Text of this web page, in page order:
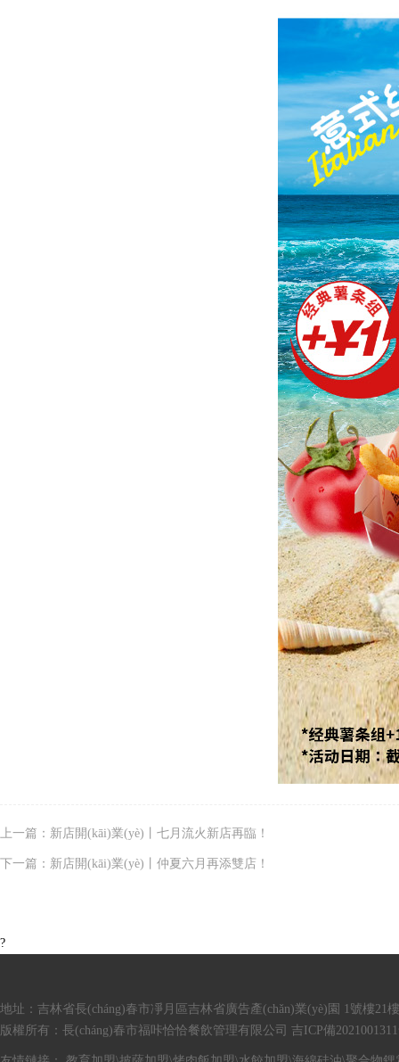
上一篇：新店開(kāi)業(yè)丨七月流火新店再臨！
下一篇：新店開(kāi)業(yè)丨仲夏六月再添雙店！
?
地址：吉林省長(cháng)春市凈月區吉林省廣告產(chǎn)業(yè)園 1號樓21樓
版權所有：長(cháng)春市福咔恰恰餐飲管理有限公司 吉ICP備